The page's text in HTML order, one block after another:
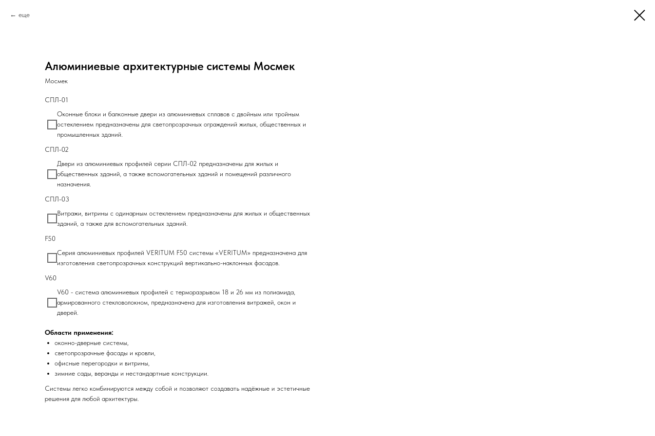
еще
Алюминиевые архитектурные системы Мосмек
Мосмек
СПЛ-01
Оконные блоки и балконные двери из алюминиевых сплавов с двойным или тройным
остеклением предназначены для светопрозрачных ограждений жилых, общественных и
промышленных зданий.
СПЛ-02
Двери из алюминиевых профилей серии СПЛ-02 предназначены для жилых и
общественных зданий, а также вспомогательных зданий и помещений различного
назначения.
СПЛ-03
Витражи, витрины с одинарным остеклением предназначены для жилых и общественных
зданий, а также для вспомогательных зданий.
F50
Серия алюминиевых профилей VERITUM F50 системы «VERITUM» предназначена для
изготовления светопрозрачных конструкций вертикально-наклонных фасадов.
V60
V60 - система алюминиевых профилей с терморазрывом 18 и 26 мм из полиамида,
армированного стекловолокном, предназначена для изготовления витражей, окон и
дверей.
Области применения:
оконно-дверные системы,
светопрозрачные фасады и кровли,
офисные перегородки и витрины,
зимние сады, веранды и нестандартные конструкции.
Системы легко комбинируются между собой и позволяют создавать надёжные и эстетичные
решения для любой архитектуры.